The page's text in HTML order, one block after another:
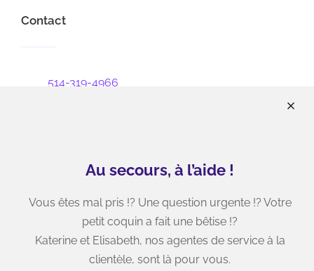
Contact
514-319-4966
9205 boulevard Taschereau, Unité 104
Brossard, J4Y 3B8
Heures d’ouverture
Au secours, à l’aide !
Vous êtes mal pris !? Une question urgente !? Votre
petit coquin a fait une bêtise !?
Katerine et Elisabeth, nos agentes de service à la
clientèle, sont là pour vous.